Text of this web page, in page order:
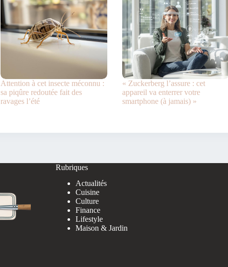
Attention à cet insecte méconnu :
sa piqûre redoutée fait des
ravages l’été
« Zuckerberg l’assure : cet
appareil va enterrer votre
smartphone (à jamais) »
Rubriques
Actualités
Cuisine
Culture
Finance
Lifestyle
Maison & Jardin